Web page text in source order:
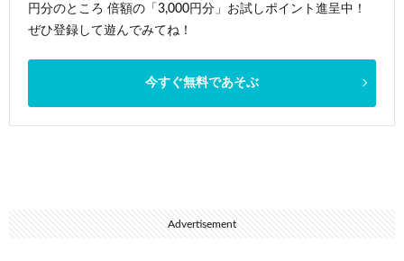
円分のところ 倍額の「3,000円分」お試しポイント進呈中！
ぜひ登録して遊んでみてね！
今すぐ無料であそぶ
Advertisement